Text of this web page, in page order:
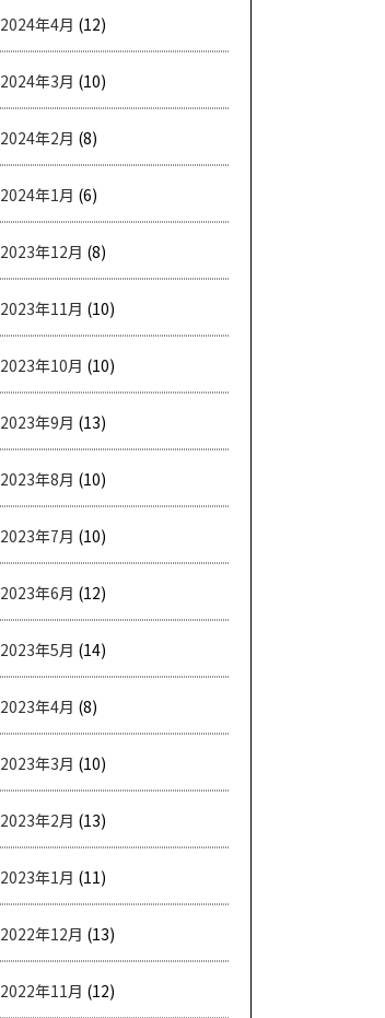
2024年4月 (12)
2024年3月 (10)
2024年2月 (8)
2024年1月 (6)
2023年12月 (8)
2023年11月 (10)
2023年10月 (10)
2023年9月 (13)
2023年8月 (10)
2023年7月 (10)
2023年6月 (12)
2023年5月 (14)
2023年4月 (8)
2023年3月 (10)
2023年2月 (13)
2023年1月 (11)
2022年12月 (13)
2022年11月 (12)